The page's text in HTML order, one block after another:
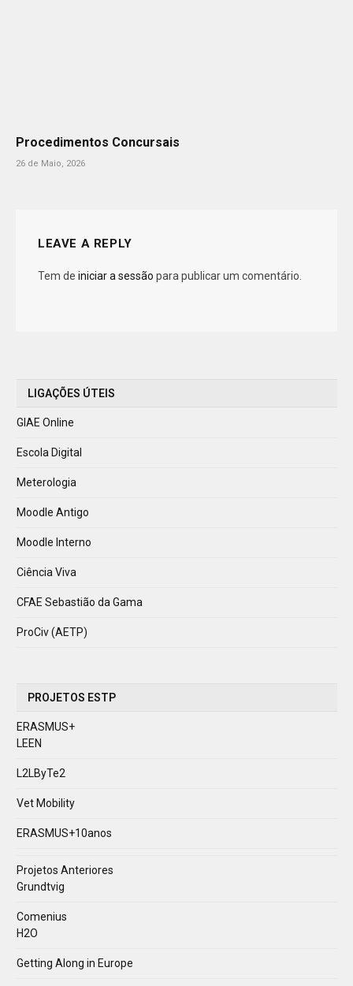
Procedimentos Concursais
26 de Maio, 2026
LEAVE A REPLY
Tem de iniciar a sessão para publicar um comentário.
LIGAÇÕES ÚTEIS
GIAE Online
Escola Digital
Meterologia
Moodle Antigo
Moodle Interno
Ciência Viva
CFAE Sebastião da Gama
ProCiv (AETP)
PROJETOS ESTP
ERASMUS+
LEEN
L2LByTe2
Vet Mobility
ERASMUS+10anos
Projetos Anteriores
Grundtvig
Comenius
H2O
Getting Along in Europe